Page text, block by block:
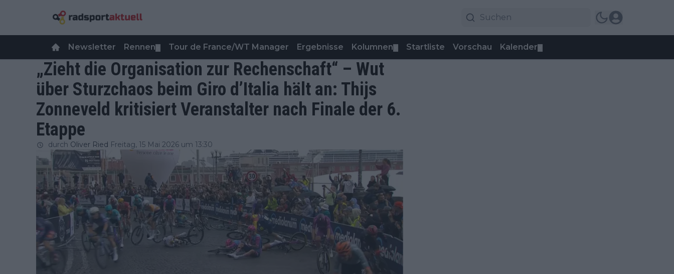
Newsletter Rennen Tour de France/WT Manager Ergebnisse Kolumnen Startliste Vorschau Kalender
„Zieht die Organisation zur Rechenschaft“ – Wut
über Sturzchaos beim Giro d’Italia hält an: Thijs
Zonneveld kritisiert Veranstalter nach Finale der 6.
Etappe
durch Oliver Ried Freitag, 15 Mai 2026 um 13:30